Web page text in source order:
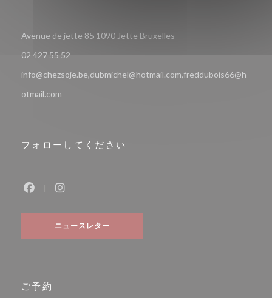
Avenue de jette 85 1090 Jette Bruxelles
02 427 55 52
info@chezsoje.be,dubmichel@hotmail.com,freddubois66@h
otmail.com
フォローしてください
ニュースレター
ご予約